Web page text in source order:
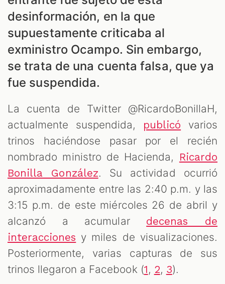
desinformación, en la que
supuestamente criticaba al
exministro Ocampo. Sin embargo,
se trata de una cuenta falsa, que ya
fue suspendida.
La cuenta de Twitter @RicardoBonillaH,
actualmente suspendida,
publicó varios
trinos haciéndose pasar por el recién
nombrado ministro de Hacienda,
Ricardo
Bonilla González. Su actividad ocurrió
aproximadamente entre las 2:40 p.m. y las
3:15 p.m. de este miércoles 26 de abril y
alcanzó a acumular decenas de
interacciones y miles de visualizaciones.
Posteriormente, varias capturas de sus
trinos llegaron a Facebook (1, 2, 3).